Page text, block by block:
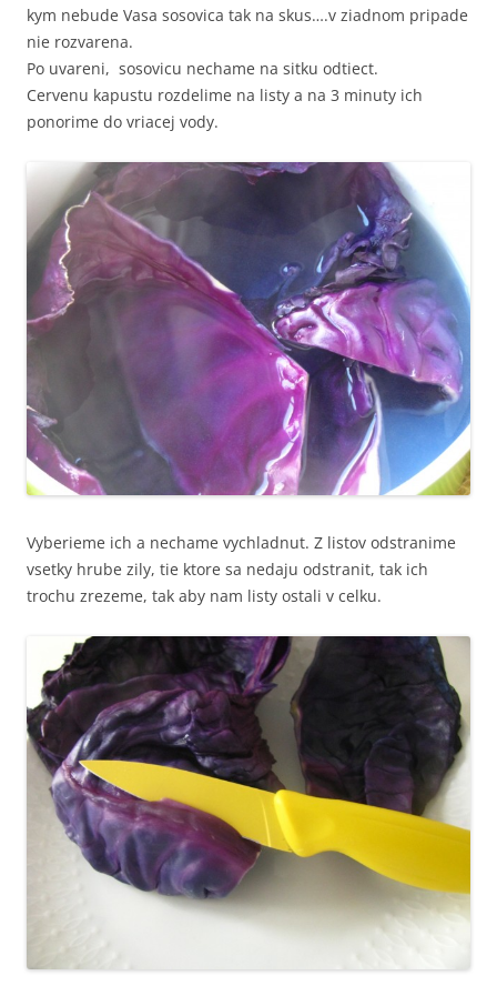
kym nebude Vasa sosovica tak na skus….v ziadnom pripade
nie rozvarena.
Po uvareni, sosovicu nechame na sitku odtiect.
Cervenu kapustu rozdelime na listy a na 3 minuty ich
ponorime do vriacej vody.
Vyberieme ich a nechame vychladnut. Z listov odstranime
vsetky hrube zily, tie ktore sa nedaju odstranit, tak ich
trochu zrezeme, tak aby nam listy ostali v celku.